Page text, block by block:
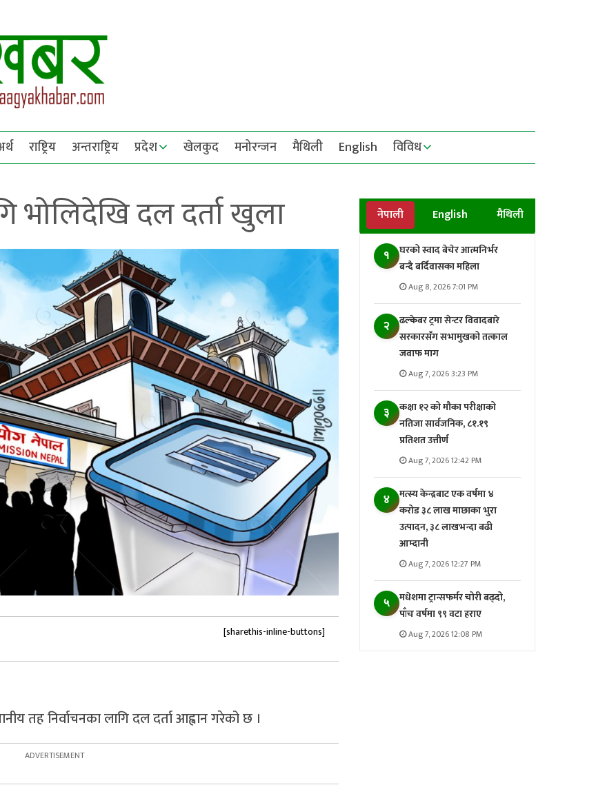
राष्ट्रिय अन्तराष्ट्रिय प्रदेश खेलकुद मनोरन्जन मैथिली English विविध
भोलिदेखि दल दर्ता खुला
[sharethis-inline-buttons]
तह निर्वाचनका लागि दल दर्ता आह्वान गरेको छ ।
नेपाली English मैथिली
१
घरको स्वाद बेचेर आत्मनिर्भर
बन्दै बर्दिवासका महिला
Aug 8, 2026 7:01 PM
२
ढल्केबर ट्रमा सेन्टर विवादबारे
सरकारसँग सभामुखको तत्काल
जवाफ माग
Aug 7, 2026 3:23 PM
३
कक्षा १२ को मौका परीक्षाको
नतिजा सार्वजनिक, ८१.१९
प्रतिशत उत्तीर्ण
Aug 7, 2026 12:42 PM
४
मत्स्य केन्द्रबाट एक वर्षमा ४
करोड ३८ लाख माछाका भुरा
उत्पादन, ३८ लाखभन्दा बढी
आम्दानी
Aug 7, 2026 12:27 PM
५
मधेशमा ट्रान्सफर्मर चोरी बढ्दो,
पाँच वर्षमा ९९ वटा हराए
Aug 7, 2026 12:08 PM